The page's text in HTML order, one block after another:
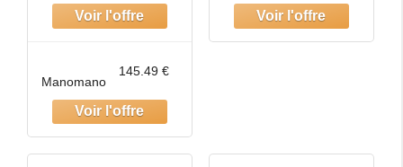
Bureau Intérie
Manomano
145.49 €